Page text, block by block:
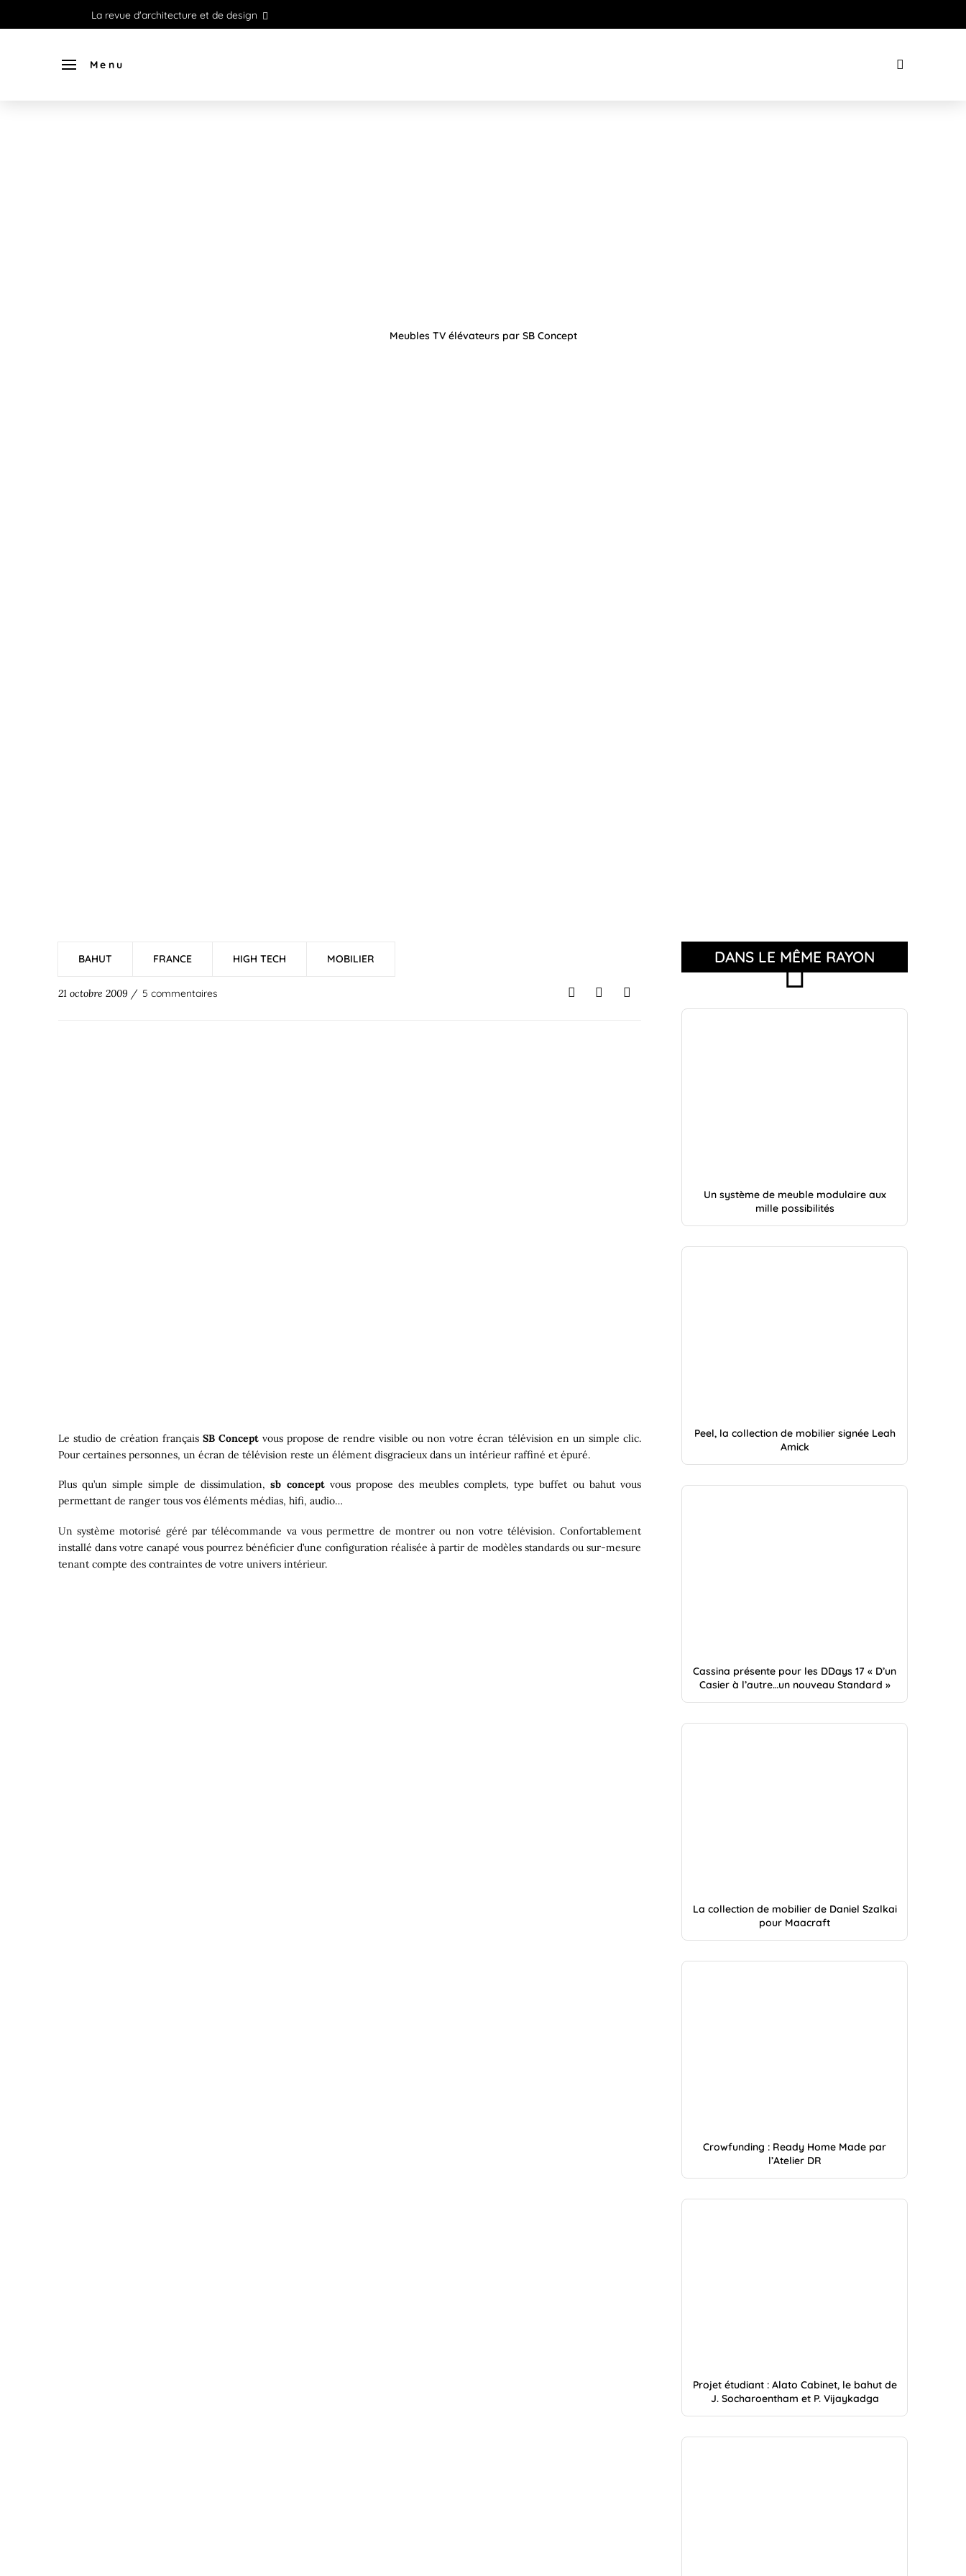
La revue d'architecture et de design
Menu
Meubles TV élévateurs par SB Concept
BAHUT FRANCE HIGH TECH MOBILIER
21 octobre 2009 / 5 commentaires
Le studio de création français SB Conceptvous propose de rendre visible ou non votre écran télévision en un simple clic.
Pour certaines personnes, un écran de télévision reste un élément disgracieux dans un intérieur raffiné et épuré.
Plus qu’un simple simple de dissimulation,sb conceptvous propose des meubles complets, type buffet ou bahut vous
permettant de ranger tous vos éléments médias, hifi, audio…
Un système motorisé géré par télécommande va vous permettre de montrer ou non votre télévision. Confortablement
installé dans votre canapé vous pourrez bénéficier d’une configuration réalisée à partir de modèles standards ou sur-mesure
tenant compte des contraintes de votre univers intérieur.
DANS LE MÊME RAYON
Un système de meuble modulaire aux
mille possibilités
Peel, la collection de mobilier signée Leah
Amick
Cassina présente pour les DDays 17 « D’un
Casier à l’autre…un nouveau Standard »
La collection de mobilier de Daniel Szalkai
pour Maacraft
Crowfunding : Ready Home Made par
l’Atelier DR
Projet étudiant : Alato Cabinet, le bahut de
J. Socharoentham et P. Vijaykadga